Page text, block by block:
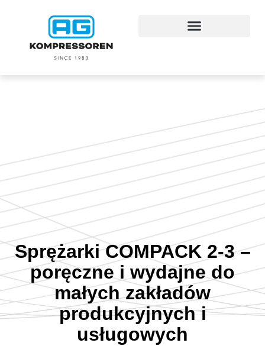
Sprężarki COMPACK 2-3 –
poręczne i wydajne do
małych zakładów
produkcyjnych i
usługowych